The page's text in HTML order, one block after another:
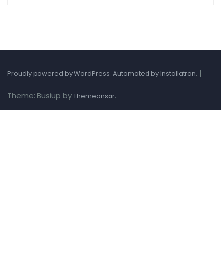
Proudly powered by WordPress, Automated by Installatron. |
Theme: Busiup by Themeansar.